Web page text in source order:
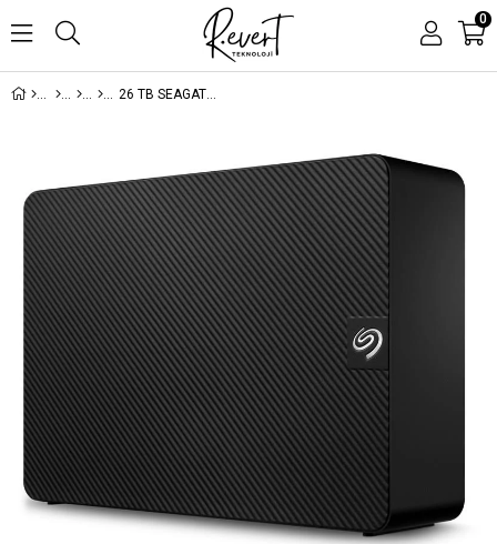
0
26 TB SEAGATE 3.5 EXPANSION STKP26000400 TAŞINABİLİR DİSK